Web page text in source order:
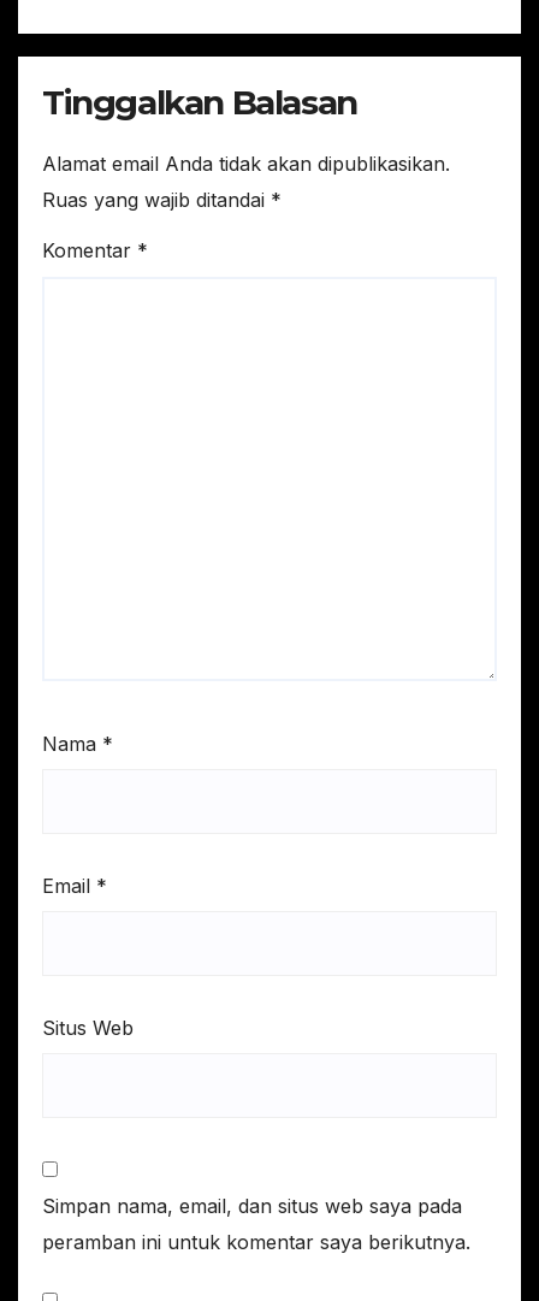
Tinggalkan Balasan
Alamat email Anda tidak akan dipublikasikan.
Ruas yang wajib ditandai *
Komentar *
Nama *
Email *
Situs Web
Simpan nama, email, dan situs web saya pada
peramban ini untuk komentar saya berikutnya.